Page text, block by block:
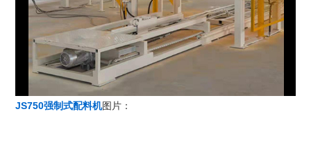
Video
JS750强制式配料机图片：